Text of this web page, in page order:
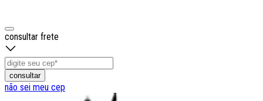
consultar frete
consultar
não sei meu cep